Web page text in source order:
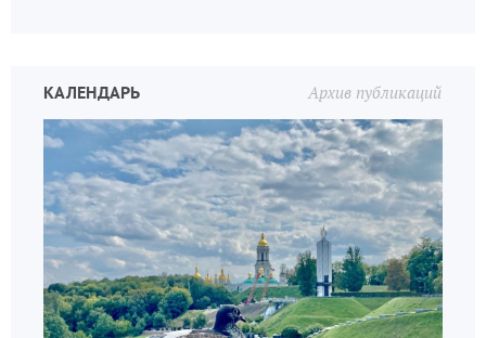
Архив публикаций
КАЛЕНДАРЬ